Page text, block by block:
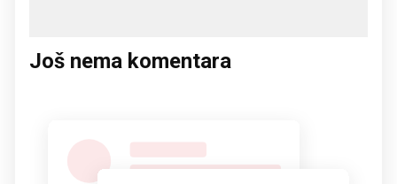
Još nema komentara